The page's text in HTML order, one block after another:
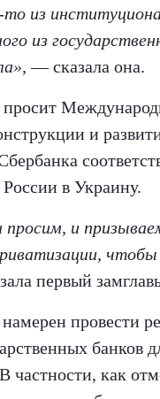
из
из
— сказала она.
и
в Украину.
и
первый
провести
банков
частности, как